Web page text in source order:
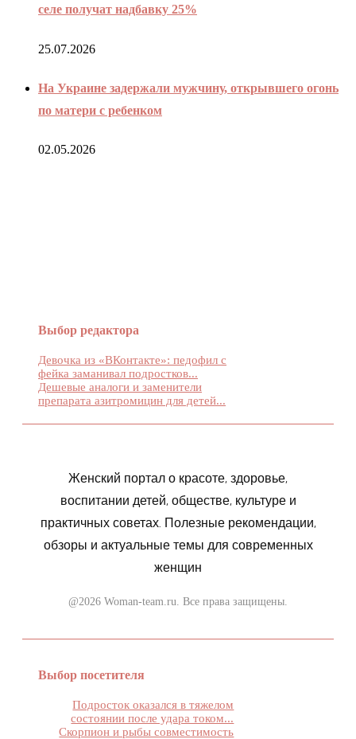
селе получат надбавку 25%
25.07.2026
На Украине задержали мужчину, открывшего огонь
по матери с ребенком
02.05.2026
Выбор редактора
Девочка из «ВКонтакте»: педофил с
фейка заманивал подростков...
Дешевые аналоги и заменители
препарата азитромицин для детей...
Женский портал о красоте, здоровье,
воспитании детей, обществе, культуре и
практичных советах. Полезные рекомендации,
обзоры и актуальные темы для современных
женщин
@2026 Woman-team.ru. Все права защищены.
Выбор посетителя
Подросток оказался в тяжелом
состоянии после удара током...
Скорпион и рыбы совместимость